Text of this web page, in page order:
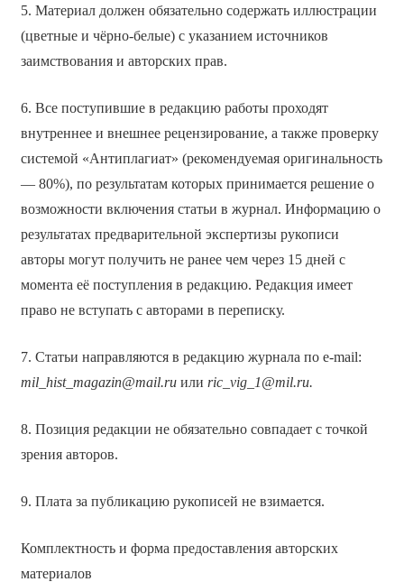
5. Материал должен обязательно содержать иллюстрации
(цветные и чёрно-белые) с указанием источников
заимствования и авторских прав.
6. Все поступившие в редакцию работы проходят
внутреннее и внешнее рецензирование, а также проверку
системой «Антиплагиат» (рекомендуемая оригинальность
— 80%), по результатам которых принимается решение о
возможности включения статьи в журнал. Информацию о
результатах предварительной экспертизы рукописи
авторы могут получить не ранее чем через 15 дней с
момента её поступления в редакцию. Редакция имеет
право не вступать с авторами в переписку.
7. Статьи направляются в редакцию журнала по e-mail:
mil_hist_magazin@mail.ruили ric_vig_1@mil.ru.
8. Позиция редакции не обязательно совпадает с точкой
зрения авторов.
9. Плата за публикацию рукописей не взимается.
Комплектность и форма предоставления авторских
материалов